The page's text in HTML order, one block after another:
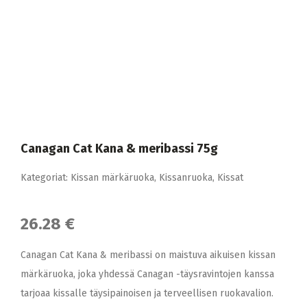
Canagan Cat Kana & meribassi 75g
Kategoriat: Kissan märkäruoka, Kissanruoka, Kissat
26.28 €
Canagan Cat Kana & meribassi on maistuva aikuisen kissan
märkäruoka, joka yhdessä Canagan -täysravintojen kanssa
tarjoaa kissalle täysipainoisen ja terveellisen ruokavalion.